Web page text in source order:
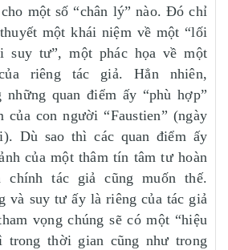
một số “chân lý” nào. Đó chỉ
một khái niệm về một “lối
suy tư”, một phác họa về một
của riêng tác giả. Hẳn nhiên,
những quan điểm ấy “phù hợp”
của con người “Faustien” (ngày
Dù sao thì các quan điểm ấy
của một thâm tín tâm tư hoàn
chính tác giả cũng muốn thế.
và suy tư ấy là riêng của tác giả
vọng chúng sẽ có một “hiệu
trong thời gian cũng như trong